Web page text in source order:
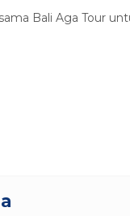
Bali Aga Tour